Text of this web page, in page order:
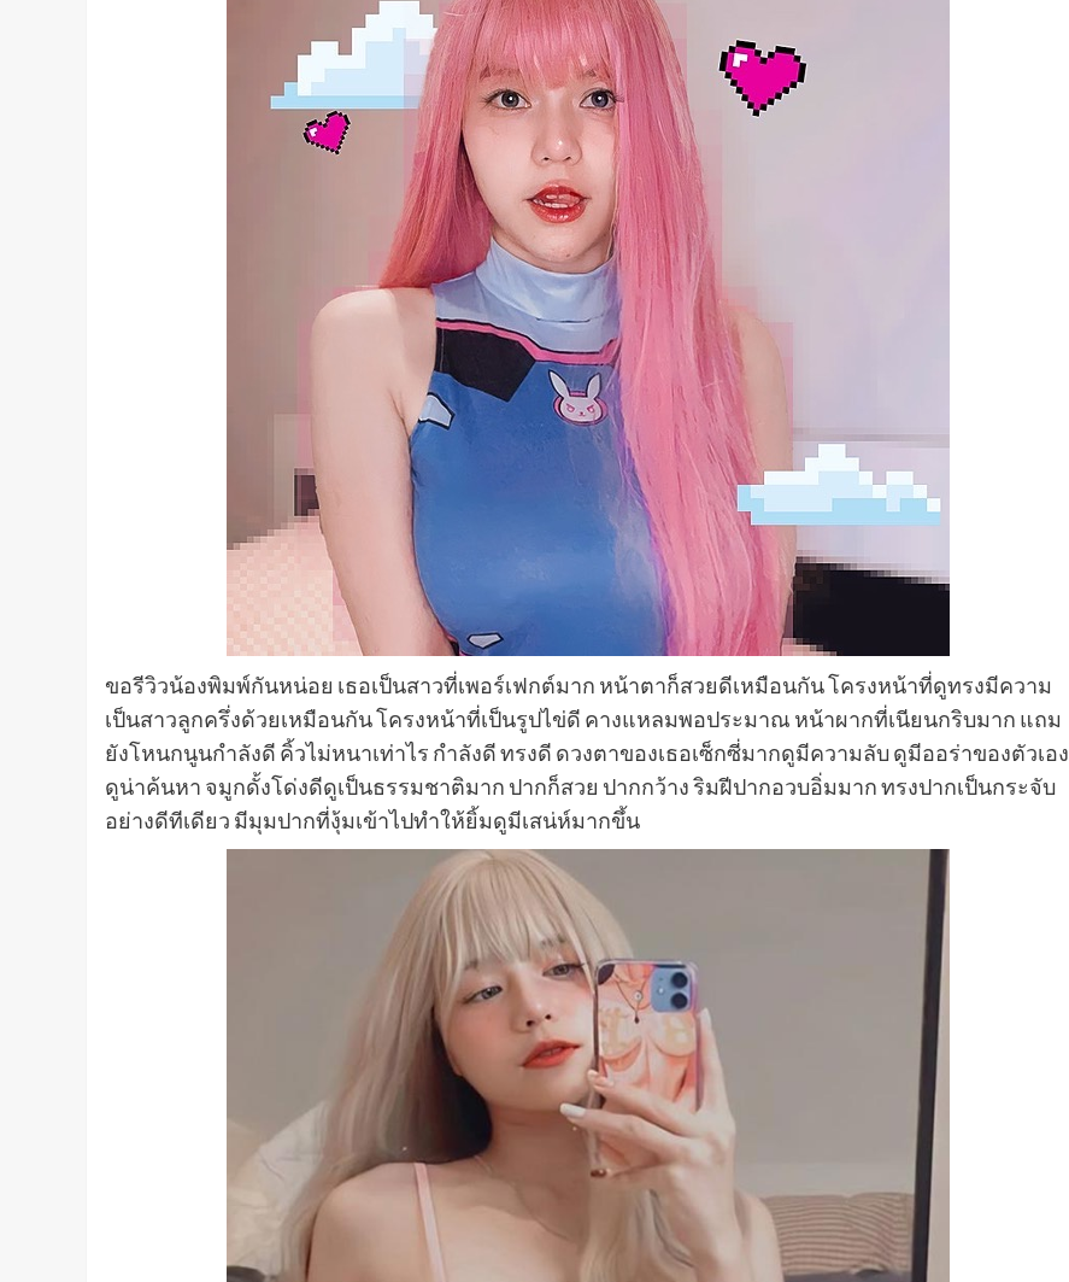
ขอรีวิวน้องพิมพ์กันหน่อย เธอเป็นสาวที่เพอร์เฟกต์มาก หน้าตาก็สวยดีเหมือนกัน โครงหน้าที่ดูทรงมีความ
เป็นสาวลูกครึ่งด้วยเหมือนกัน โครงหน้าที่เป็นรูปไข่ดี คางแหลมพอประมาณ หน้าผากที่เนียนกริบมาก แถม
ยังโหนกนูนกำลังดี คิ้วไม่หนาเท่าไร กำลังดี ทรงดี ดวงตาของเธอเซ็กซี่มากดูมีความลับ ดูมีออร่าของตัวเอง
ดูน่าค้นหา จมูกดั้งโด่งดีดูเป็นธรรมชาติมาก ปากก็สวย ปากกว้าง ริมฝีปากอวบอิ่มมาก ทรงปากเป็นกระจับ
อย่างดีทีเดียว มีมุมปากที่งุ้มเข้าไปทำให้ยิ้มดูมีเสน่ห์มากขึ้น